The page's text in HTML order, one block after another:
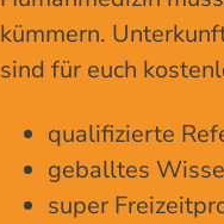
kümmern.
sind für euch
qualifizierte
geballtes
super